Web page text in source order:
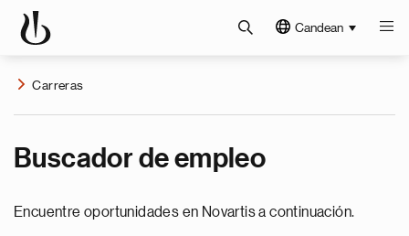
Candean
Carreras
Buscador de empleo
Encuentre oportunidades en Novartis a continuación.